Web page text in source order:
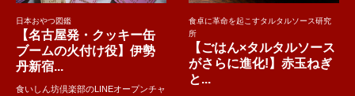
日本おやつ図鑑
【名古屋発・クッキー缶
ブームの火付け役】伊勢
丹新宿...
食いしん坊倶楽部のLINEオープンチャ
食卓に革命を起こすタルタルソース研究
所
【ごはん×タルタルソース
がさらに進化!】赤玉ねぎ
と...